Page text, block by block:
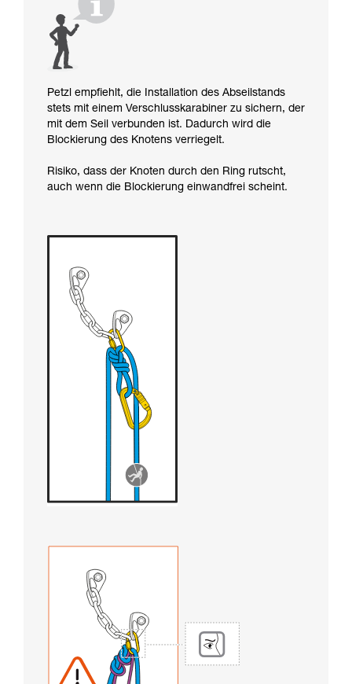
Petzl empfiehlt, die Installation des Abseilstands
stets mit einem Verschlusskarabiner zu sichern, der
mit dem Seil verbunden ist. Dadurch wird die
Blockierung des Knotens verriegelt.
Risiko, dass der Knoten durch den Ring rutscht,
auch wenn die Blockierung einwandfrei scheint.